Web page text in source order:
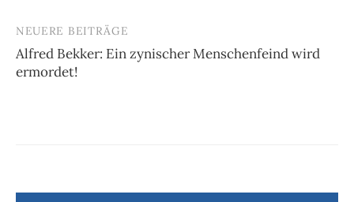
NEUERE BEITRÄGE
Alfred Bekker: Ein zynischer Menschenfeind wird
ermordet!